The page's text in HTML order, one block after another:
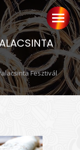
Fesztivál